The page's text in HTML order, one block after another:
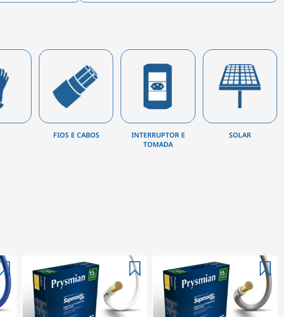
FIOS E CABOS
INTERRUPTOR E
TOMADA
SOLAR